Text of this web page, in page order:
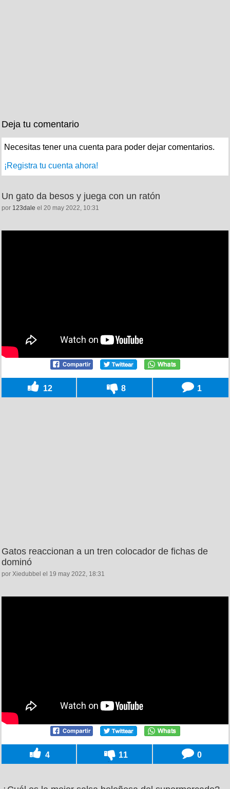
Deja tu comentario
Necesitas tener una cuenta para poder dejar comentarios.
¡Registra tu cuenta ahora!
Un gato da besos y juega con un ratón
por 123dale el 20 may 2022, 10:31
12 8 1
Gatos reaccionan a un tren colocador de fichas de
dominó
por Xiedubbel el 19 may 2022, 18:31
4 11 0